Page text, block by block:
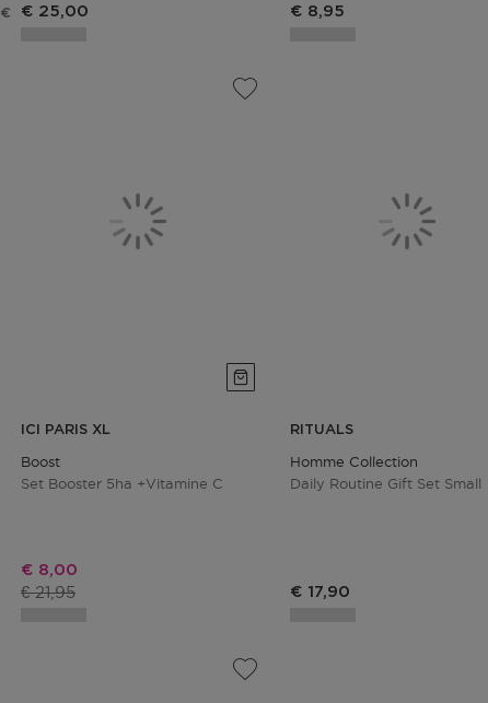
€ 500,00
€ 25,00 Productprijs
€ 8,95
ICI PARIS XL
Boost
Set Booster 5ha +vitamine C
Kortingsprijs
€ 8,00
Productprijs
€ 21,95
RITUALS
Homme Collection
Daily Routine Gift Set Small
€ 17,90